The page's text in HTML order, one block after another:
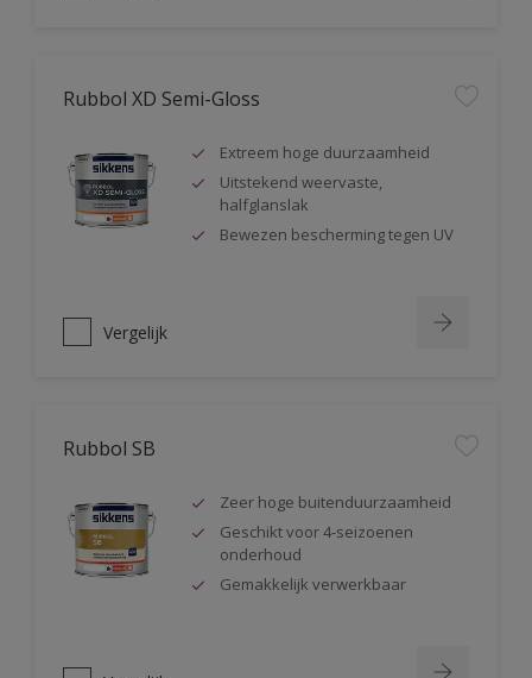
Rubbol XD Semi-Gloss
Extreem hoge duurzaamheid
Uitstekend weervaste,
halfglanslak
Bewezen bescherming tegen UV
Vergelijk
Rubbol SB
Zeer hoge buitenduurzaamheid
Geschikt voor 4-seizoenen
onderhoud
Gemakkelijk verwerkbaar